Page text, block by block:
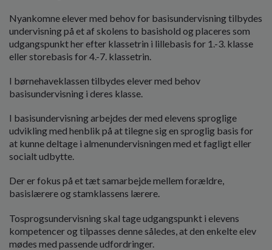
Nyankomne elever med behov for basisundervisning tilbydes
undervisning på et af skolens to basishold og placeres som
udgangspunkt her efter klassetrin i lillebasis for 1.-3. klasse
eller storebasis for 4.-7. klassetrin.
I børnehaveklassen tilbydes elever med behov
basisundervisning i deres klasse.
I basisundervisning arbejdes der med elevens sproglige
udvikling med henblik på at tilegne sig en sproglig basis for
at kunne deltage i almenundervisningen med et fagligt eller
socialt udbytte.
Der er fokus på et tæt samarbejde mellem forældre,
basislærere og stamklassens lærere.
Tosprogsundervisning skal tage udgangspunkt i elevens
kompetencer og tilpasses denne således, at den enkelte elev
mødes med passende udfordringer.